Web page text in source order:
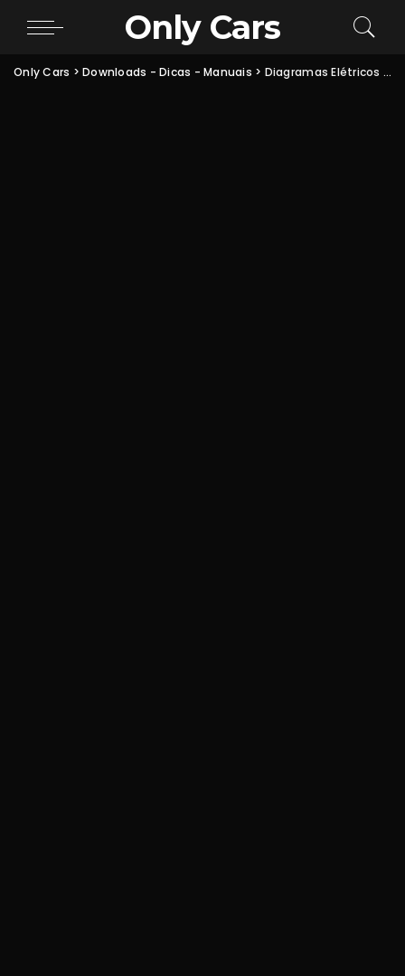
Only Cars
Only Cars >Downloads - Dicas - Manuais > Diagramas Elétricos do Chevrolet Astra (PDF) — Chicotes, Fusíveis, Relés e Ar-condicionado